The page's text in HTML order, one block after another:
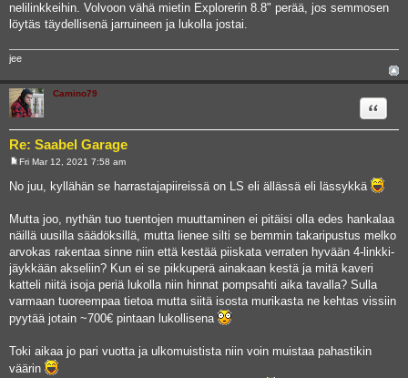
nelilinkkeihin. Volvoon vähä mietin Explorerin 8.8" perää, jos semmosen
löytäs täydellisenä jarruineen ja lukolla jostai.
jee
Camino79
Re: Saabel Garage
Quote
s
Fri Mar 12, 2021 7:58 am
No juu, kyllähän se harrastajapiireissä on LS eli ällässä eli lässykkä
Mutta joo, nythän tuo tuentojen muuttaminen ei pitäisi olla edes hankalaa
näillä uusilla säädöksillä, mutta lienee silti se bemmin takaripustus melko
arvokas rakentaa sinne niin että kestää piiskata verraten hyvään 4-linkki-
jäykkään akseliin? Kun ei se pikkuperä ainakaan kestä ja mitä kaveri
katteli niitä isoja periä lukolla niin hinnat pompsahti aika tavalla? Sulla
varmaan tuoreempaa tietoa mutta siitä isosta murikasta ne kehtas vissiin
pyytää jotain ~700€ pintaan lukollisena
Toki aikaa jo pari vuotta ja ulkomuistista niin voin muistaa pahastikin
väärin